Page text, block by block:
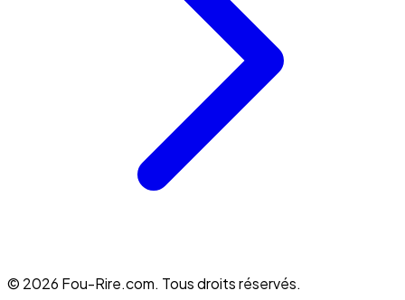
© 2026 Fou-Rire.com. Tous droits réservés.